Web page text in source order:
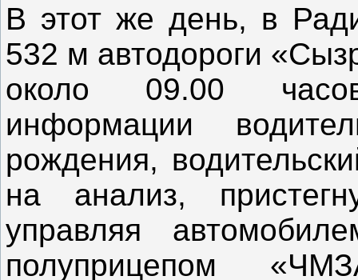
В этот же день, в
532 м автодороги
около 09.00
информации
рождения,
на анализ,
управляя
полуприцепом